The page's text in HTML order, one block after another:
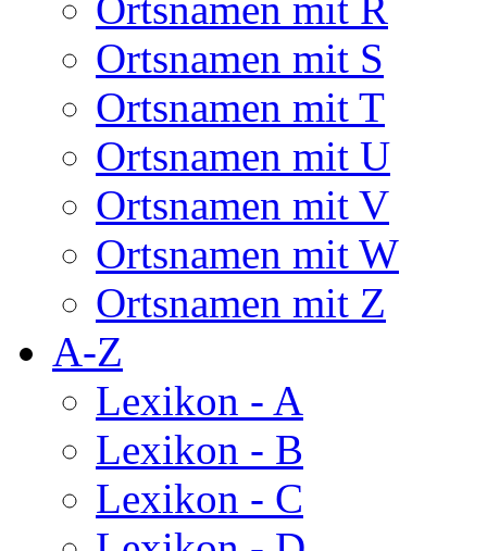
Ortsnamen mit S
Ortsnamen mit T
Ortsnamen mit U
Ortsnamen mit V
Ortsnamen mit W
Ortsnamen mit Z
A-Z
Lexikon - A
Lexikon - B
Lexikon - C